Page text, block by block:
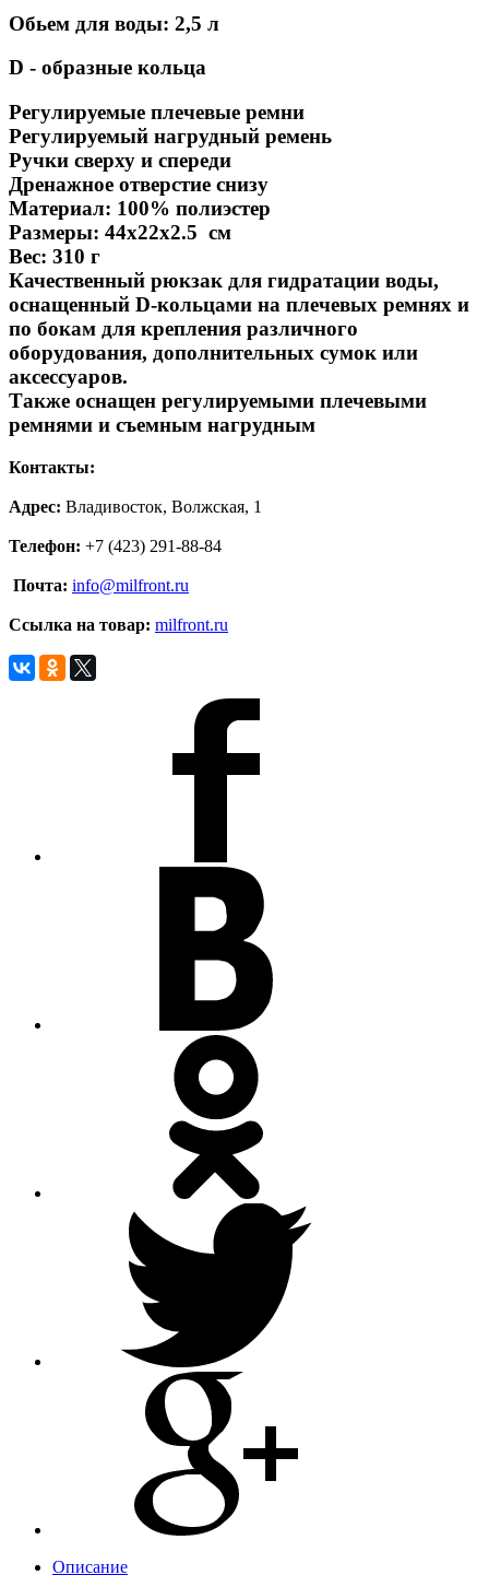
Обьем для воды: 2,5 л
D - образные кольца
Регулируемые плечевые ремни
Регулируемый нагрудный ремень
Ручки сверху и спереди
Дренажное отверстие снизу
Материал: 100% полиэстер
Размеры: 44х22х2.5 см
Вес: 310 г
Качественный рюкзак для гидратации воды,
оснащенный D-кольцами на плечевых ремнях и
по бокам для крепления различного
оборудования, дополнительных сумок или
аксессуаров.
Также оснащен регулируемыми плечевыми
ремнями и съемным нагрудным
Контакты:
Адрес: Владивосток, Волжская, 1
Телефон: +7 (423) 291-88-84
Почта: info@milfront.ru
Ссылка на товар: milfront.ru
Описание